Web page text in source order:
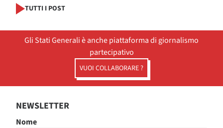
TUTTI I POST
Gli Stati Generali è anche piattaforma di giornalismo
partecipativo
VUOI COLLABORARE ?
NEWSLETTER
Nome